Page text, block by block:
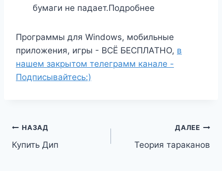
бумаги не падает.Подробнее
Программы для Windows, мобильные
приложения, игры - ВСЁ БЕСПЛАТНО, в
нашем закрытом телеграмм канале -
Подписывайтесь:)
Навигация
по
НАЗАД
Купить Дип
ДАЛЕЕ
Теория тараканов